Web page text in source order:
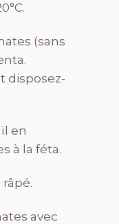
(sans
disposez-
en
à la féta.
avec